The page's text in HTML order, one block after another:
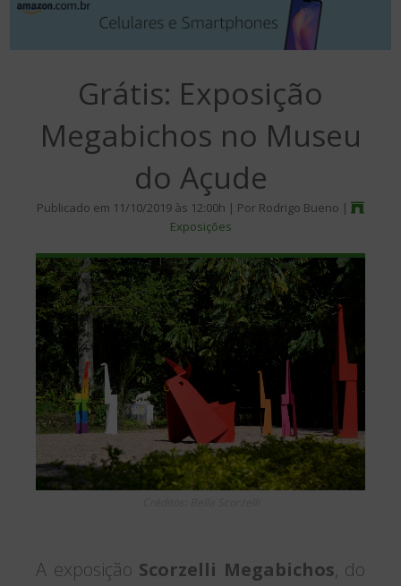
Grátis: Exposição
Megabichos no Museu
do Açude
Publicado em 11/10/2019 às 12:00h | Por Rodrigo Bueno |
Exposições
A exposição Scorzelli Megabichos, do